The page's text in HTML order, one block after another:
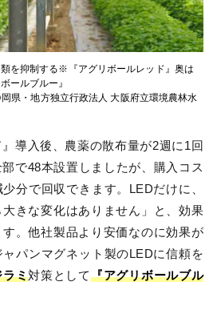
を抑制する※『アグリボールレッド』奥は
ールブルー』
県・地方独立行政法人 大阪府立環境農林水
』導入後、農薬の散布量が2週に1回
で48本設置しましたが、購入コス
分で回収できます。LEDだけに、
きな変化はありません」と、効果
。他社製品より安価なのに効果が
パンマグネット製のLEDに信頼を
ラミ対策として『アグリボールブル